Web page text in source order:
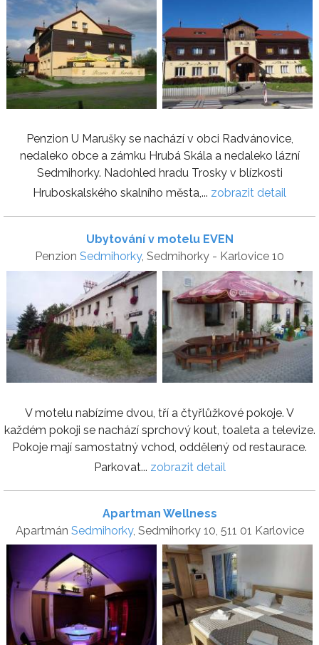
Penzion U Marušky se nachází v obci Radvánovice,
nedaleko obce a zámku Hrubá Skála a nedaleko lázní
Sedmihorky. Nadohled hradu Trosky v blízkosti
Hruboskalského skalního města,... zobrazit detail
Ubytování v motelu EVEN
Penzion Sedmihorky, Sedmihorky - Karlovice 10
V motelu nabízíme dvou, tří a čtyřlůžkové pokoje. V
každém pokoji se nachází sprchový kout, toaleta a televize.
Pokoje mají samostatný vchod, oddělený od restaurace.
Parkovat... zobrazit detail
Apartman Wellness
Apartmán Sedmihorky, Sedmihorky 10, 511 01 Karlovice